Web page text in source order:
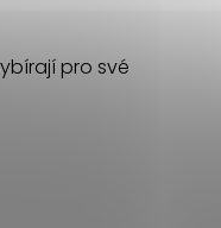
pro své